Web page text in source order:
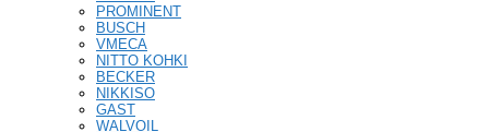
PROMINENT
BUSCH
VMECA
NITTO KOHKI
BECKER
NIKKISO
GAST
WALVOIL